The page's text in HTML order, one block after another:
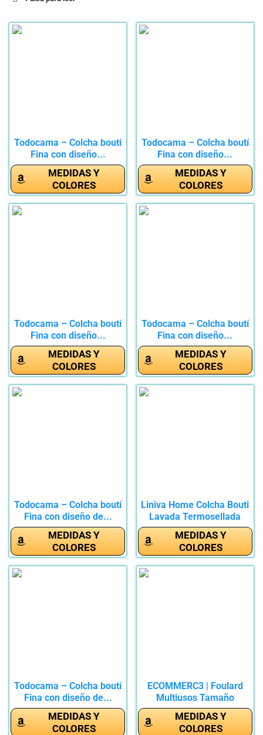
Todocama – Colcha boutí
Fina con diseño...
MEDIDAS Y
COLORES
Todocama – Colcha boutí
Fina con diseño...
MEDIDAS Y
COLORES
Todocama – Colcha boutí
Fina con diseño...
MEDIDAS Y
COLORES
Todocama – Colcha boutí
Fina con diseño...
MEDIDAS Y
COLORES
Todocama – Colcha boutí
Fina con diseño de...
MEDIDAS Y
COLORES
Liniva Home Colcha Bouti
Lavada Termosellada
para...
MEDIDAS Y
COLORES
Todocama – Colcha boutí
Fina con diseño de...
MEDIDAS Y
COLORES
ECOMMERC3 | Foulard
Multiusos Tamaño
130x180 cm -...
MEDIDAS Y
COLORES